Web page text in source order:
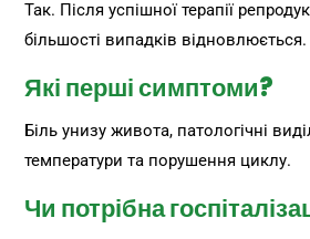
Так. Після успішної терапії
більшості випадків відновлюється.
Які перші симптоми?
Біль унизу живота, патологічні
температури та порушення циклу.
Чи потрібна